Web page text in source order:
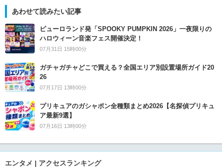
あわせて読みたい記事
ピューロランド発「SPOOKY PUMPKIN 2026」一夜限りの
ハロウィーン音楽フェス開催決定！
07月31日 15時00分
ガチャガチャどこで買える？全国エリア別設置場所ガイド20
26
07月17日 13時00分
プリキュアのガシャポン全種類まとめ2026【名探偵プリキュ
ア最新9選】
07月16日 13時00分
エンタメ | アクセスランキング